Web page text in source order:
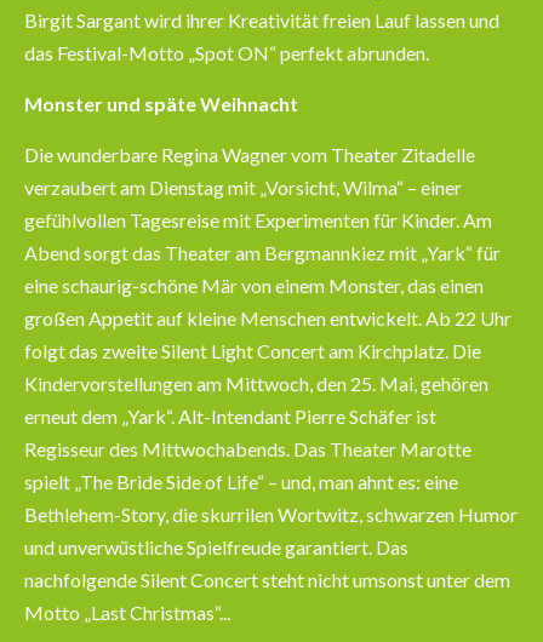
Birgit Sargant wird ihrer Kreativität freien Lauf lassen und
das Festival-Motto „Spot ON“ perfekt abrunden.
Monster und späte Weihnacht
Die wunderbare Regina Wagner vom Theater Zitadelle
verzaubert am Dienstag mit „Vorsicht, Wilma“ – einer
gefühlvollen Tagesreise mit Experimenten für Kinder. Am
Abend sorgt das Theater am Bergmannkiez mit „Yark“ für
eine schaurig-schöne Mär von einem Monster, das einen
großen Appetit auf kleine Menschen entwickelt. Ab 22 Uhr
folgt das zweite Silent Light Concert am Kirchplatz. Die
Kindervorstellungen am Mittwoch, den 25. Mai, gehören
erneut dem „Yark“. Alt-Intendant Pierre Schäfer ist
Regisseur des Mittwochabends. Das Theater Marotte
spielt „The Bride Side of Life“ – und, man ahnt es: eine
Bethlehem-Story, die skurrilen Wortwitz, schwarzen Humor
und unverwüstliche Spielfreude garantiert. Das
nachfolgende Silent Concert steht nicht umsonst unter dem
Motto „Last Christmas“...